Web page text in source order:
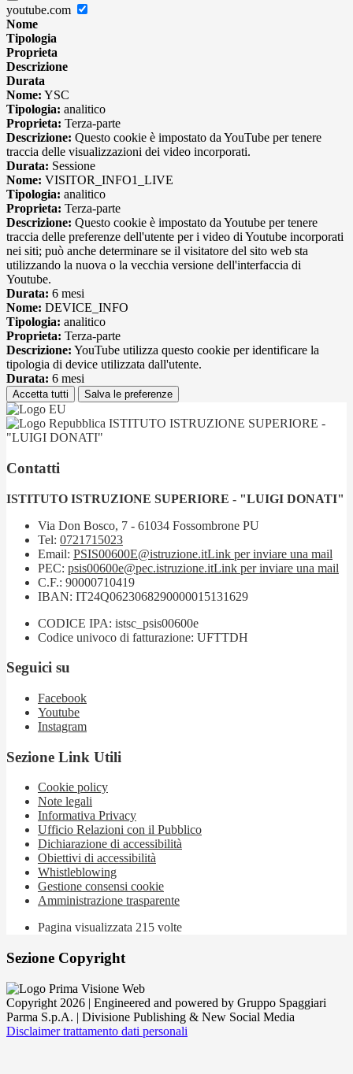
youtube.com
Nome
Tipologia
Proprieta
Descrizione
Durata
Nome: YSC
Tipologia: analitico
Proprieta: Terza-parte
Descrizione: Questo cookie è impostato da YouTube per tenere
traccia delle visualizzazioni dei video incorporati.
Durata: Sessione
Nome: VISITOR_INFO1_LIVE
Tipologia: analitico
Proprieta: Terza-parte
Descrizione: Questo cookie è impostato da Youtube per tenere
traccia delle preferenze dell'utente per i video di Youtube incorporati
nei siti; può anche determinare se il visitatore del sito web sta
utilizzando la nuova o la vecchia versione dell'interfaccia di
Youtube.
Durata: 6 mesi
Nome: DEVICE_INFO
Tipologia: analitico
Proprieta: Terza-parte
Descrizione: YouTube utilizza questo cookie per identificare la
tipologia di device utilizzata dall'utente.
Durata: 6 mesi
Accetta tutti Salva le preferenze
ISTITUTO ISTRUZIONE SUPERIORE -
"LUIGI DONATI"
Contatti
ISTITUTO ISTRUZIONE SUPERIORE - "LUIGI DONATI"
Via Don Bosco, 7 - 61034 Fossombrone PU
Tel: 0721715023
Email: PSIS00600E@istruzione.itLink per inviare una mail
PEC: psis00600e@pec.istruzione.itLink per inviare una mail
C.F.: 90000710419
IBAN: IT24Q0623068290000015131629
CODICE IPA: istsc_psis00600e
Codice univoco di fatturazione: UFTTDH
Seguici su
Facebook
Youtube
Instagram
Sezione Link Utili
Cookie policy
Note legali
Informativa Privacy
Ufficio Relazioni con il Pubblico
Dichiarazione di accessibilità
Obiettivi di accessibilità
Whistleblowing
Gestione consensi cookie
Amministrazione trasparente
Pagina visualizzata 215 volte
Sezione Copyright
Copyright 2026 | Engineered and powered by Gruppo Spaggiari
Parma S.p.A. | Divisione Publishing & New Social Media
Disclaimer trattamento dati personali